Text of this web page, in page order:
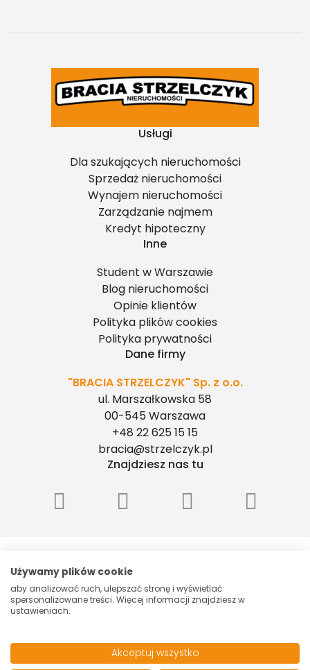
Usługi
Dla szukających nieruchomości
Sprzedaż nieruchomości
Wynajem nieruchomości
Zarządzanie najmem
Kredyt hipoteczny
Inne
Student w Warszawie
Blog nieruchomości
Opinie klientów
Polityka plików cookies
Polityka prywatności
Dane firmy
"BRACIA STRZELCZYK" Sp. z o.o.
ul. Marszałkowska 58
00-545 Warszawa
+48 22 625 15 15
bracia@strzelczyk.pl
Znajdziesz nas tu
OGRANICZONĄ ODPOWIEDZIALNOŚCIĄ, ul.
Marszałkowska 58, 00-545 Warszawa, NIP:
5260006048, Spółka zarejestrowana przez
Sąd Rejonowy dla m.st. Warszawy w
numerem 0000153699. Kapitał zakładowy:
100 000 PLN.
Używamy plików cookie
aby analizować ruch, ulepszać stronę i wyświetlać
spersonalizowane treści. Więcej informacji znajdziesz w
ustawieniach.
Akceptuj wszystko